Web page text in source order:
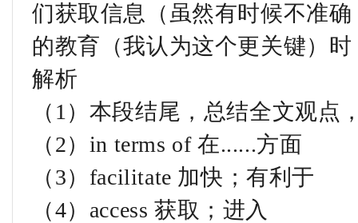
们获取信息（虽然有时候不准
的教育（我认为这个更关键）
解析
（1）本段结尾，总结全文观点
（2）in terms of 在......方面
（3）facilitate 加快；有利于
（4）access 获取；进入